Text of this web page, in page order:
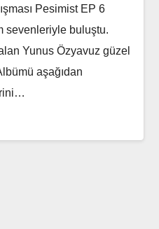
Pesimist EP 6
sevenleriyle buluştu.
Yunus Özyavuz güzel
aşağıdan